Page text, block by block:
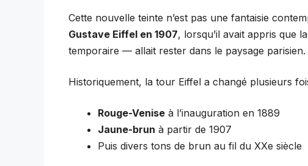
Cette nouvelle teinte n’est pas une fantaisie
Gustave Eiffel en 1907, lorsqu’il avait appris que
temporaire — allait rester dans le paysage parisien.
Historiquement, la tour Eiffel a changé plusieurs
Rouge-Venise à l’inauguration en 1889
Jaune-brun à partir de 1907
Puis divers tons de brun au fil du XXe siècle